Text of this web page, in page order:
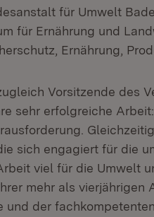
für Umwelt
für Ernährung und
Ernährung,
Vorsitzende des
sehr erfolgreiche
sich engagiert für die
viel für die Umwelt
mehr als vierjährigen
der